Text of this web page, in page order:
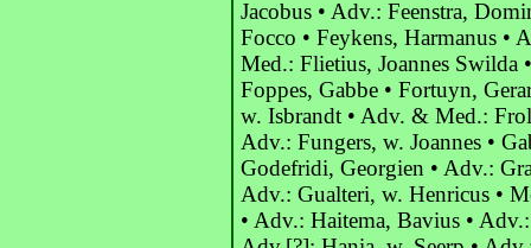
Jacobus • Adv.: Feenstra,
Focco • Feykens, Harmanus •
Med.: Flietius, Joannes Swilda
Foppes, Gabbe • Fortuyn,
w. Isbrandt • Adv. & Med.:
Adv.: Fungers, w. Joannes •
Godefridi, Georgien • Adv.:
Adv.: Gualteri, w. Henricus •
• Adv.: Haitema, Bavius •